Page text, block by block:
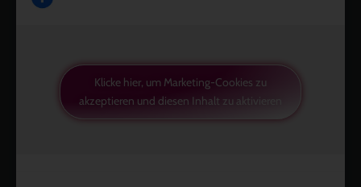
Klicke hier, um Marketing-Cookies zu
akzeptieren und diesen Inhalt zu aktivieren